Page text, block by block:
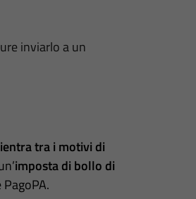
inviarlo a un
tra i motivi di
imposta di bollo di